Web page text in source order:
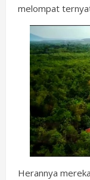
melompat
Herannya